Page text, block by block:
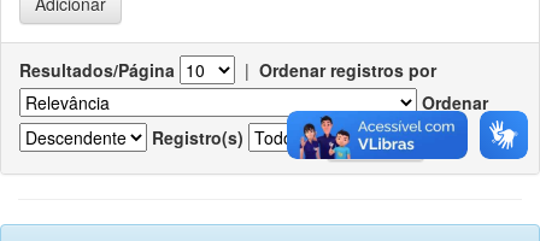
Resultados/Página | Ordenar registros por
Ordenar
Registro(s)